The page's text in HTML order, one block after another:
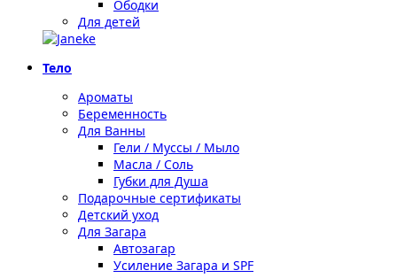
Ободки
Для детей
Тело
Ароматы
Беременность
Для Ванны
Гели / Муссы / Мыло
Масла / Соль
Губки для Душа
Подарочные сертификаты
Детский уход
Для Загара
Автозагар
Усиление Загара и SPF